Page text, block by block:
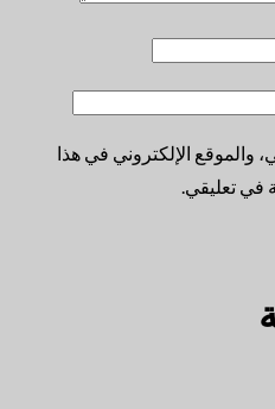
والموقع الإلكتروني في هذا
في تعليقي.